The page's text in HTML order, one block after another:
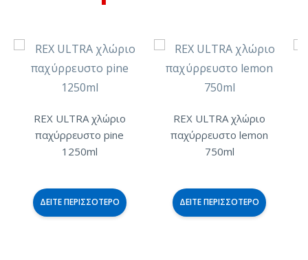
REX ULTRA χλώριο
παχύρρευστο pine
1250ml
ΔΕΊΤΕ ΠΕΡΙΣΣΌΤΕΡΟ
REX ULTRA χλώριο
παχύρρευστο lemon
750ml
ΔΕΊΤΕ ΠΕΡΙΣΣΌΤΕΡΟ